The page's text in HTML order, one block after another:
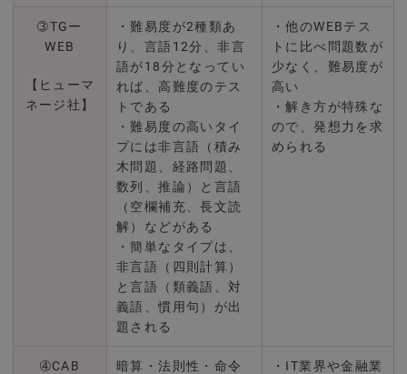
➂TGー
WEB
【ヒューマ
ネージ社】
・難易度が2種類あ
り、言語12分、非言
語が18分となってい
れば、高難度のテス
トである
・難易度の高いタイ
プには非言語（積み
木問題、経路問題、
数列、推論）と言語
（空欄補充、長文読
解）などがある
・簡単なタイプは、
非言語（四則計算）
と言語（類義語、対
義語、慣用句）が出
題される
・他のWEBテス
トに比べ問題数が
少なく、難易度が
高い
・解き方が特殊な
ので、発想力を求
められる
➃CAB
暗算・法則性・命令
・IT業界や金融業